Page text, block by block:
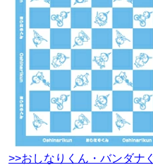
>>おしなりくん・バンダ